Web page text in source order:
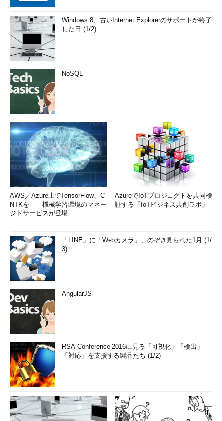
Windows 8、古いInternet Explorerのサポートが終了
した日 (1/2)
NoSQL
AWS／Azure上でTensorFlow、C
NTKを――機械学習環境のマネー
ジドサービスが登場
AzureでIoTプロジェクトを共同検
証する「IoTビジネス共創ラボ」
「LINE」に「Webカメラ」、のぞき見られた1月 (1/
3)
AngularJS
RSA Conference 2016に見る「可視化」「検出」
「対応」を支援する製品たち (1/2)